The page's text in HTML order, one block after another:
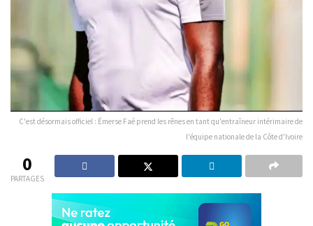
C'est désormais officiel : Émerse Faé prend les rênes en tant qu'entraîneur intérimaire de
l'équipe nationale de la Côte d'Ivoire
0
PARTAGES